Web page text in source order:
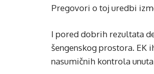
Pregovori o toj uredbi
I pored dobrih rezultata
šengenskog prostora. EK
nasumičnih kontrola